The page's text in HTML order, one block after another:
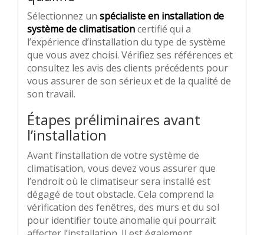
Sélectionnez un spécialiste en installation de
système de climatisationcertifié qui a
l’expérience d’installation du type de système
que vous avez choisi. Vérifiez ses références et
consultez les avis des clients précédents pour
vous assurer de son sérieux et de la qualité de
son travail.
Étapes préliminaires avant
l’installation
Avant l’installation de votre système de
climatisation, vous devez vous assurer que
l’endroit où le climatiseur sera installé est
dégagé de tout obstacle. Cela comprend la
vérification des fenêtres, des murs et du sol
pour identifier toute anomalie qui pourrait